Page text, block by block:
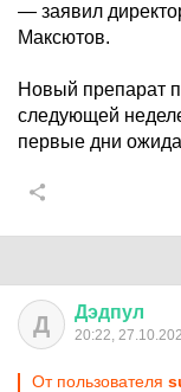
— заявил
Максютов.
Новый препарат
следующей
первые дни
Д Дэдпул
20:22,
От пользователя